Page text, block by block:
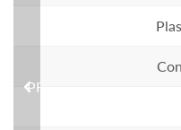
PREVIOUS